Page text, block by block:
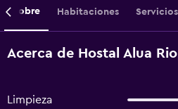
Sobre Habitaciones Servicios
Acerca de Hostal Alua
Limpieza